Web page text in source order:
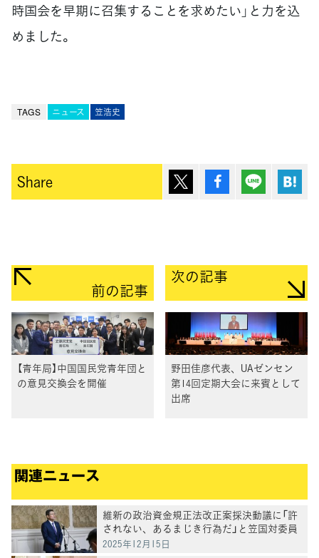
時国会を早期に召集することを求めたい」と力を込
めました。
TAGS ニュース 笠浩史
Share ポスト シェア Lineで送
前の記事
【青年局】中国国民党青年団と
の意見交換会を開催
次の記事
野田佳彦代表、UAゼンセン
第14回定期大会に来賓として
出席
関連ニュース
維新の政治資金規正法改正案採決動議に「許
されない、あるまじき行為だ」と笠国対委員
長
2025年12月15日